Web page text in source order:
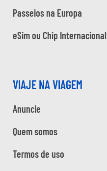
Passeios na Europa
eSim ou Chip Internacional
VIAJE NA VIAGEM
Anuncie
Quem somos
Termos de uso